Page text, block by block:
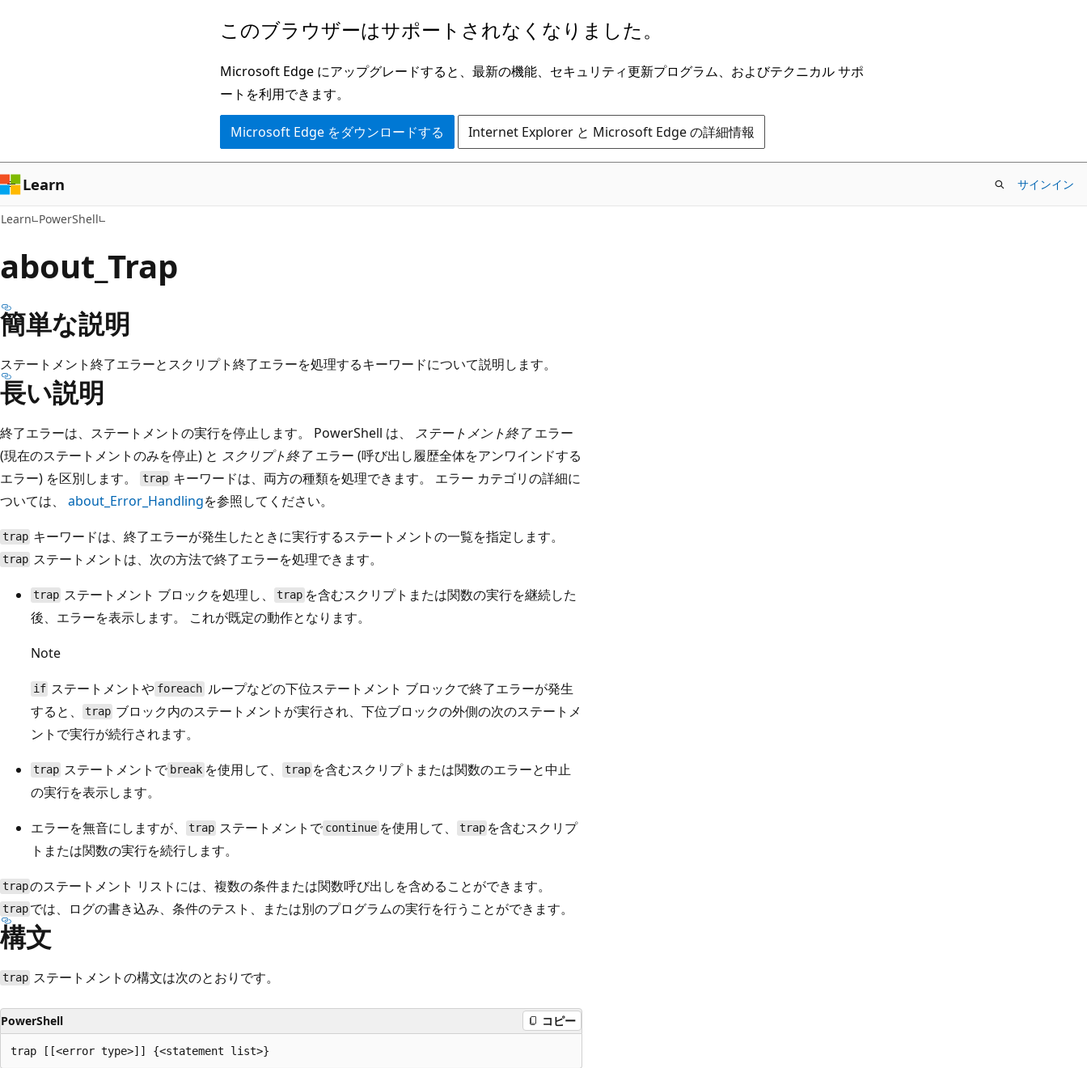
ン
ツ
に
ス
キ
ッ
このブラウザーはサポートされなくなりました。
Microsoft Edge にアップグレードすると、最新の機能、セキュリティ更新プログラム、およびテクニカル サポ
ートを利用できます。
Microsoft Edge をダウンロードする Internet Explorer と Microsoft Edge の詳細情報
Learn サインイン
Learn PowerShell
about_Trap
簡単な説明
ステートメント終了エラーとスクリプト終了エラーを処理するキーワードについて説明します。
長い説明
終了エラーは、ステートメントの実行を停止します。 PowerShell は、 ステートメント終了エラー
(現在のステートメントのみを停止) と スクリプト終了エラー (呼び出し履歴全体をアンワインドする
エラー) を区別します。
trap キーワードは、両方の種類を処理できます。 エラー カテゴリの詳細に
ついては、 about_Error_Handlingを参照してください。
trap キーワードは、終了エラーが発生したときに実行するステートメントの一覧を指定します。
trap ステートメントは、次の方法で終了エラーを処理できます。
trap ステートメント ブロックを処理し、trapを含むスクリプトまたは関数の実行を継続した
後、エラーを表示します。 これが既定の動作となります。
Note
if ステートメントや foreach ループなどの下位ステートメント ブロックで終了エラーが発生
すると、
trap ブロック内のステートメントが実行され、下位ブロックの外側の次のステートメ
ントで実行が続行されます。
trap ステートメントで breakを使用して、 trap を含むスクリプトまたは関数のエラーと中止
の実行を表示します。
エラーを無音にしますが、
trap ステートメントで continue を使用して、 trap を含むスクリプ
トまたは関数の実行を続行します。
trapのステートメント リストには、複数の条件または関数呼び出しを含めることができます。
trap では、ログの書き込み、条件のテスト、または別のプログラムの実行を行うことができます。
構文
trap ステートメントの構文は次のとおりです。
PowerShell コピー